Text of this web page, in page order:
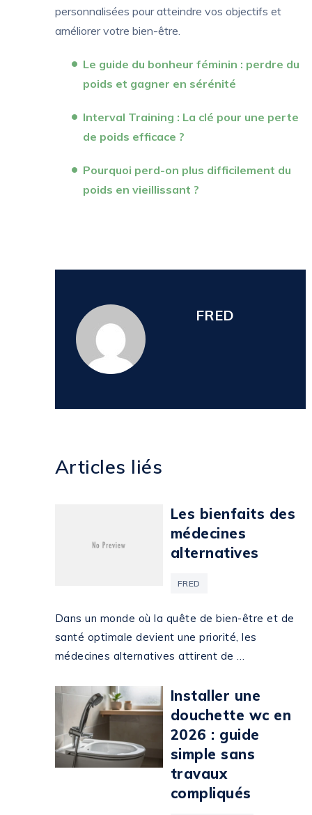
personnalisées pour atteindre vos objectifs et
améliorer votre bien-être.
Le guide du bonheur féminin : perdre du
poids et gagner en sérénité
Interval Training : La clé pour une perte
de poids efficace ?
Pourquoi perd-on plus difficilement du
poids en vieillissant ?
FRED
Articles liés
Les bienfaits des
médecines
alternatives
FRED
Dans un monde où la quête de bien-être et de
santé optimale devient une priorité, les
médecines alternatives attirent de …
Installer une
douchette wc en
2026 : guide
simple sans
travaux
compliqués